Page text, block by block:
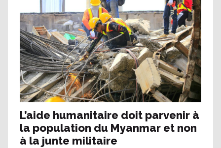
L’aide humanitaire doit parvenir à
la population du Myanmar et non
à la junte militaire